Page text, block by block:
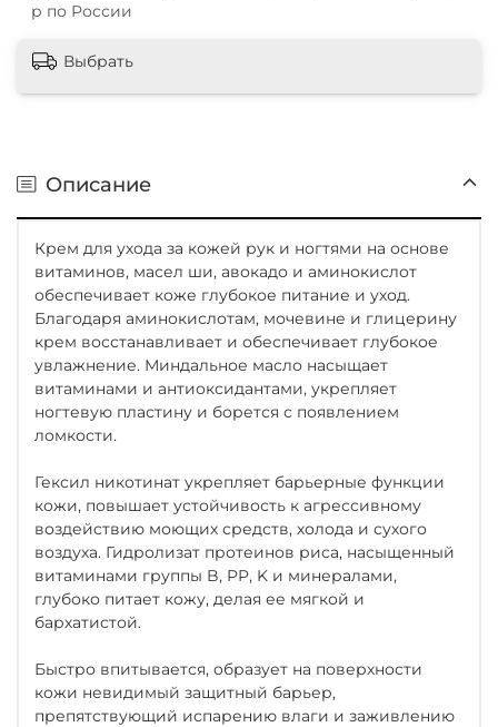
р по России
Выбрать
Описание
Крем для ухода за кожей рук и ногтями на основе
витаминов, масел ши, авокадо и аминокислот
обеспечивает коже глубокое питание и уход.
Благодаря аминокислотам, мочевине и глицерину
крем восстанавливает и обеспечивает глубокое
увлажнение. Миндальное масло насыщает
витаминами и антиоксидантами, укрепляет
ногтевую пластину и борется с появлением
ломкости.
Гексил никотинат укрепляет барьерные функции
кожи, повышает устойчивость к агрессивному
воздействию моющих средств, холода и сухого
воздуха. Гидролизат протеинов риса, насыщенный
витаминами группы B, PP, K и минералами,
глубоко питает кожу, делая ее мягкой и
бархатистой.
Быстро впитывается, образует на поверхности
кожи невидимый защитный барьер,
препятствующий испарению влаги и заживлению